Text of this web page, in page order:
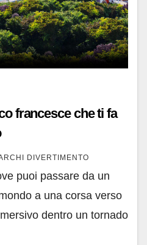
francesce che ti fa
DIVERTIMENTO
puoi passare da un
a una corsa verso
dentro un tornado